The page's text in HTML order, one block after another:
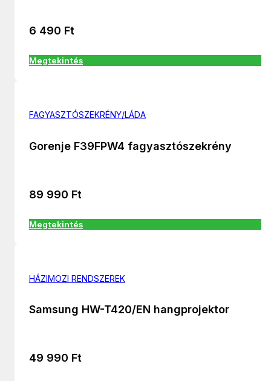
6 490 Ft
Megtekintés
FAGYASZTÓSZEKRÉNY/LÁDA
Gorenje F39FPW4 fagyasztószekrény
89 990 Ft
Megtekintés
HÁZIMOZI RENDSZEREK
Samsung HW-T420/EN hangprojektor
49 990 Ft